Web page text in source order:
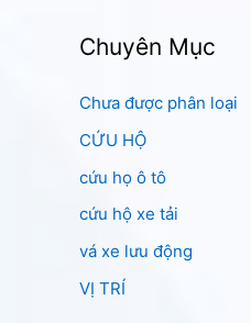
Chuyên Mục
Chưa được phân loại
CỨU HỘ
cứu họ ô tô
cứu hộ xe tải
vá xe lưu động
VỊ TRÍ